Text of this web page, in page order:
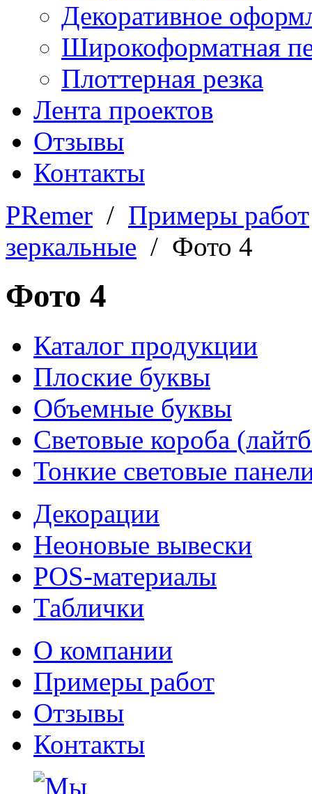
Декоративное
Широкоформатная
Плоттерная резка
Лента проектов
Отзывы
Контакты
PRemer / Примеры работ
зеркальные / Фото 4
Фото 4
Каталог продукции
Плоские буквы
Объемные буквы
Световые короба
Тонкие световые
Декорации
Неоновые вывески
POS-материалы
Таблички
О компании
Примеры работ
Отзывы
Контакты